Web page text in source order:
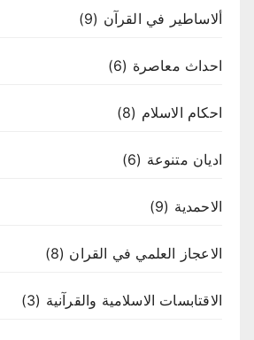
ألاساطير في القرآن (9)
احداث معاصرة (6)
احكام الاسلام (8)
اديان متنوعة (6)
الاحمدية (9)
الاعجاز العلمي في القران (8)
الاقتابسات الاسلامية والقرآنية (3)